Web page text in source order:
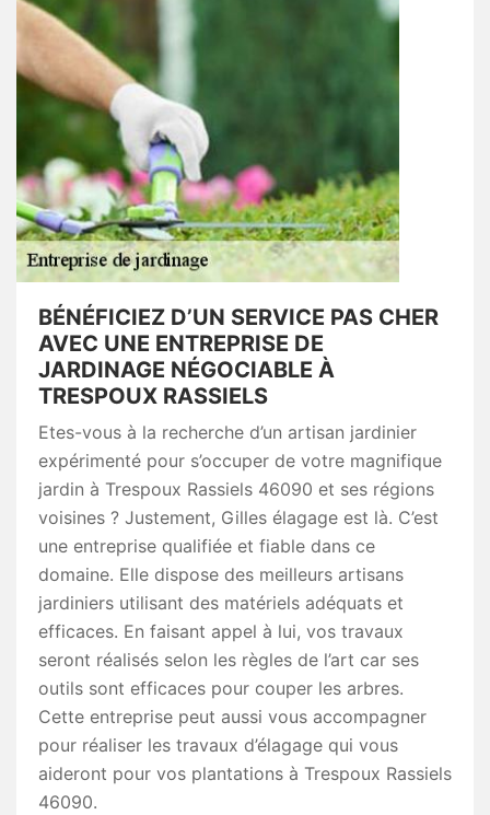
BÉNÉFICIEZ D’UN SERVICE PAS CHER
AVEC UNE ENTREPRISE DE
JARDINAGE NÉGOCIABLE À
TRESPOUX RASSIELS
Etes-vous à la recherche d’un artisan jardinier
expérimenté pour s’occuper de votre magnifique
jardin à Trespoux Rassiels 46090 et ses régions
voisines ? Justement, Gilles élagage est là. C’est
une entreprise qualifiée et fiable dans ce
domaine. Elle dispose des meilleurs artisans
jardiniers utilisant des matériels adéquats et
efficaces. En faisant appel à lui, vos travaux
seront réalisés selon les règles de l’art car ses
outils sont efficaces pour couper les arbres.
Cette entreprise peut aussi vous accompagner
pour réaliser les travaux d’élagage qui vous
aideront pour vos plantations à Trespoux Rassiels
46090.